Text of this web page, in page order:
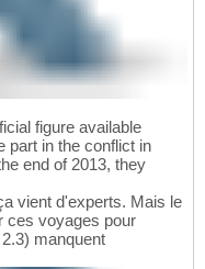
figure available
part in the conflict in
end of 2013, they
vient d'experts. Mais le
ces voyages pour
manquent